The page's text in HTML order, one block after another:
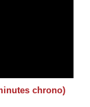
chrono)